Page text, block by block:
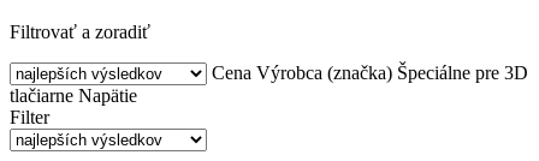
Filtrovať a zoradiť
Cena Výrobca (značka) Špeciálne pre 3D
tlačiarne Napätie
Filter